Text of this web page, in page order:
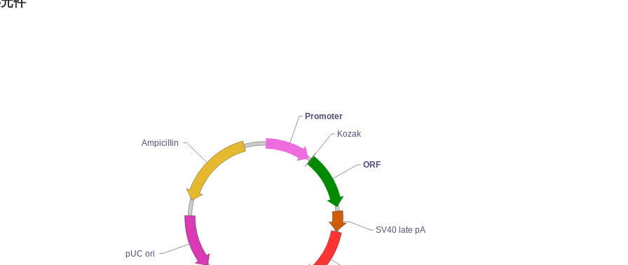
Promoter
Kozak
ORF
SV40 late pA
pUC ori
AmpiciIIin